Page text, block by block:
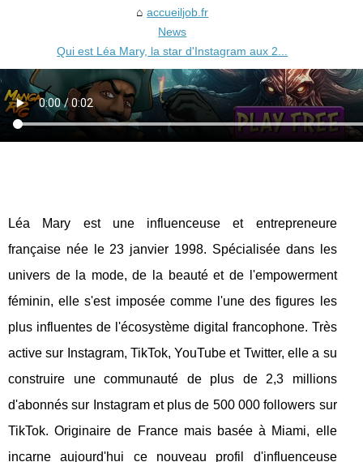
accueiljob.fr
News
Qui est Léa Mary, la star d'Instagram aux 2...
Léa Mary est une influenceuse et entrepreneure
française née le 23 janvier 1998. Spécialisée dans les
univers de la mode, de la beauté et de l'empowerment
féminin, elle s'est imposée comme l'une des figures les
plus influentes de l'écosystème digital francophone. Très
active sur Instagram, TikTok, YouTube et Twitter, elle a su
construire une communauté de plus de 2,3 millions
d'abonnés sur Instagram et plus de 500 000 followers sur
TikTok. Originaire de France mais basée à Miami, elle
incarne aujourd'hui ce nouveau profil d'influenceuse